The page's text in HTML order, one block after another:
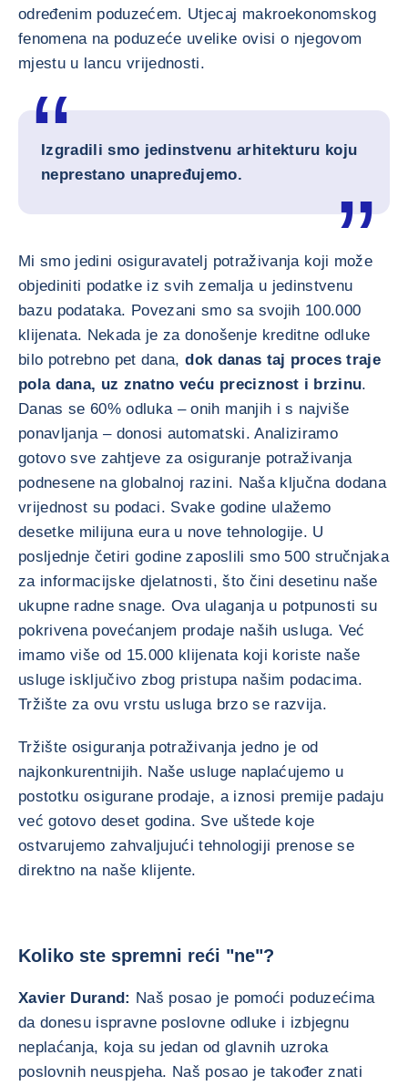
određenim poduzećem. Utjecaj makroekonomskog
fenomena na poduzeće uvelike ovisi o njegovom
mjestu u lancu vrijednosti.
Izgradili smo jedinstvenu arhitekturu koju
neprestano unapređujemo.
Mi smo jedini osiguravatelj potraživanja koji može
objediniti podatke iz svih zemalja u jedinstvenu
bazu podataka. Povezani smo sa svojih 100.000
klijenata. Nekada je za donošenje kreditne odluke
bilo potrebno pet dana,dok danas taj proces traje
pola dana, uz znatno veću preciznost i brzinu.
Danas se 60% odluka – onih manjih i s najviše
ponavljanja – donosi automatski. Analiziramo
gotovo sve zahtjeve za osiguranje potraživanja
podnesene na globalnoj razini. Naša ključna dodana
vrijednost su podaci. Svake godine ulažemo
desetke milijuna eura u nove tehnologije. U
posljednje četiri godine zaposlili smo 500 stručnjaka
za informacijske djelatnosti, što čini desetinu naše
ukupne radne snage. Ova ulaganja u potpunosti su
pokrivena povećanjem prodaje naših usluga. Već
imamo više od 15.000 klijenata koji koriste naše
usluge isključivo zbog pristupa našim podacima.
Tržište za ovu vrstu usluga brzo se razvija.
Tržište osiguranja potraživanja jedno je od
najkonkurentnijih. Naše usluge naplaćujemo u
postotku osigurane prodaje, a iznosi premije padaju
već gotovo deset godina. Sve uštede koje
ostvarujemo zahvaljujući tehnologiji prenose se
direktno na naše klijente.
Koliko ste spremni reći "ne"?
Xavier Durand: Naš posao je pomoći poduzećima
da donesu ispravne poslovne odluke i izbjegnu
neplaćanja, koja su jedan od glavnih uzroka
poslovnih neuspjeha. Naš posao je također znati